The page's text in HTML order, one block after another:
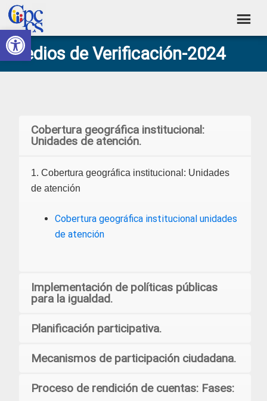
Abrir barra de herramientas
Skip
to
primary
navigation
Skip
to
main
content
Skip
to
primary
sidebar
Skip
to
footer
Consejo
de
Control
Construyendo
Poder
Ciudadano
Medios de Verificación-2024
Cobertura geográfica institucional:
Unidades de atención.
1. Cobertura geográfica institucional: Unidades
de atención
Cobertura geográfica institucional unidades
de atención
Implementación de políticas públicas
para la igualdad.
Planificación participativa.
Mecanismos de participación ciudadana.
Proceso de rendición de cuentas: Fases: